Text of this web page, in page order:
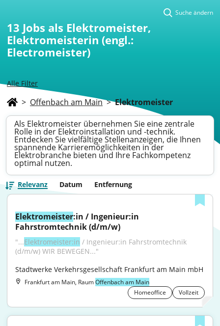
Alle Filter
Suche ändern
13 Jobs als Elektromeister,
Elektromeisterin (engl.:
Electromeister)
> Offenbach am Main > Elektromeister
Als Elektromeister übernehmen Sie eine zentrale
Rolle in der Elektroinstallation und -technik.
Entdecken Sie vielfältige Stellenanzeigen, die Ihnen
spannende Karrieremöglichkeiten in der
Elektrobranche bieten und Ihre Fachkompetenz
optimal nutzen.
Relevanz Datum Entfernung
Elektromeister:in / Ingenieur:in
Fahrstromtechnik (d/m/w)
"...Elektromeister:in / Ingenieur:in Fahrstromtechnik
(d/m/w) WIR BEWEGEN..."
Stadtwerke Verkehrsgesellschaft Frankfurt am Main mbH
Frankfurt am Main, RaumOffenbach am Main
Homeoffice
Vollzeit